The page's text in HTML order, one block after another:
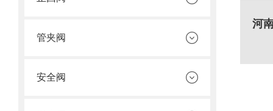
管夹阀
安全阀